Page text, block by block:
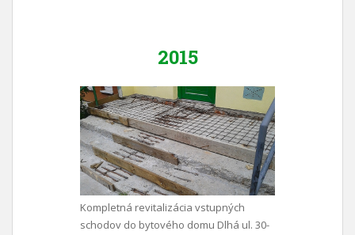
2015
Kompletná revitalizácia vstupných
schodov do bytového domu Dlhá ul. 30-